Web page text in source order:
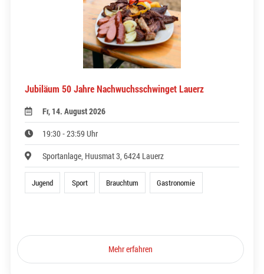
Jubiläum 50 Jahre Nachwuchsschwinget Lauerz
Fr, 14. August 2026
19:30 - 23:59 Uhr
Sportanlage, Huusmat 3, 6424 Lauerz
Jugend Sport Brauchtum Gastronomie
Mehr erfahren